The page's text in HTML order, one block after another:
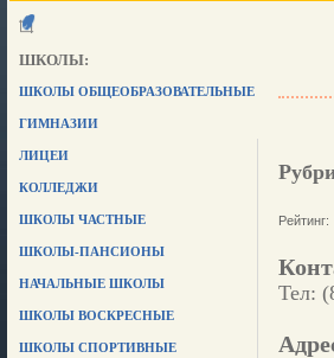
ШКОЛЫ:
ШКОЛЫ ОБЩЕОБРАЗОВАТЕЛЬНЫЕ
ГИМНАЗИИ
ЛИЦЕИ
КОЛЛЕДЖИ
ШКОЛЫ ЧАСТНЫЕ
ШКОЛЫ-ПАНСИОНЫ
НАЧАЛЬНЫЕ ШКОЛЫ
ШКОЛЫ ВОСКРЕСНЫЕ
ШКОЛЫ СПОРТИВНЫЕ
Рейтинг:
Тел: